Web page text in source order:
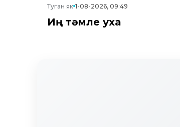
Туган як 1-08-2026, 09:49
Иң тәмле уха